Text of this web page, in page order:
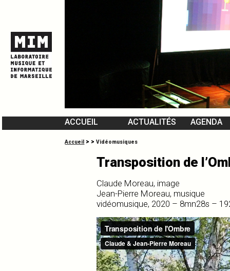
ACCUEIL
ACTUALITÉS AGENDA
Accueil > >Vidéomusiques
Transposition de
Claude Moreau, image
Jean-Pierre Moreau, musique
vidéomusique, 2020 – 8mn28s –